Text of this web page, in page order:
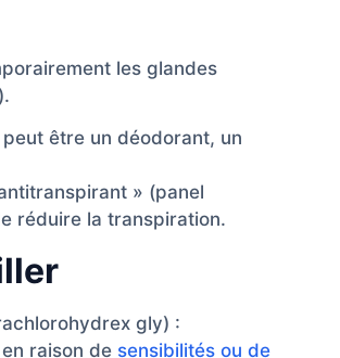
les glandes
être un déodorant, un
» (panel
réduire la transpiration.
gly) :
raison de sensibilités ou de